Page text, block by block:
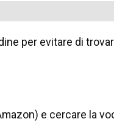
per evitare di
e cercare la